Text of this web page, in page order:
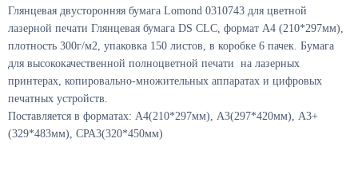
Глянцевая двусторонняя бумага Lomond 0310743 для цветной
лазерной печати Глянцевая бумага DS CLC, формат А4 (210*297мм),
плотность 300г/м2, упаковка 150 листов, в коробке 6 пачек. Бумага
для высококачественной полноцветной печати на лазерных
принтерах, копировально-множительных аппаратах и цифровых
печатных устройств.
Поставляется в форматах: А4(210*297мм), А3(297*420мм), А3+
(329*483мм), СРА3(320*450мм)